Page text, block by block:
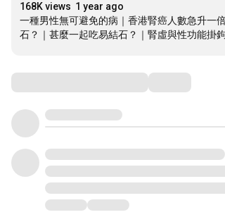
168K views 1 year ago
一種男性無可避免的病｜香港腎癌人數急升一
石？｜甚麼一起吃易結石？｜腎虛與性功能掛鉤